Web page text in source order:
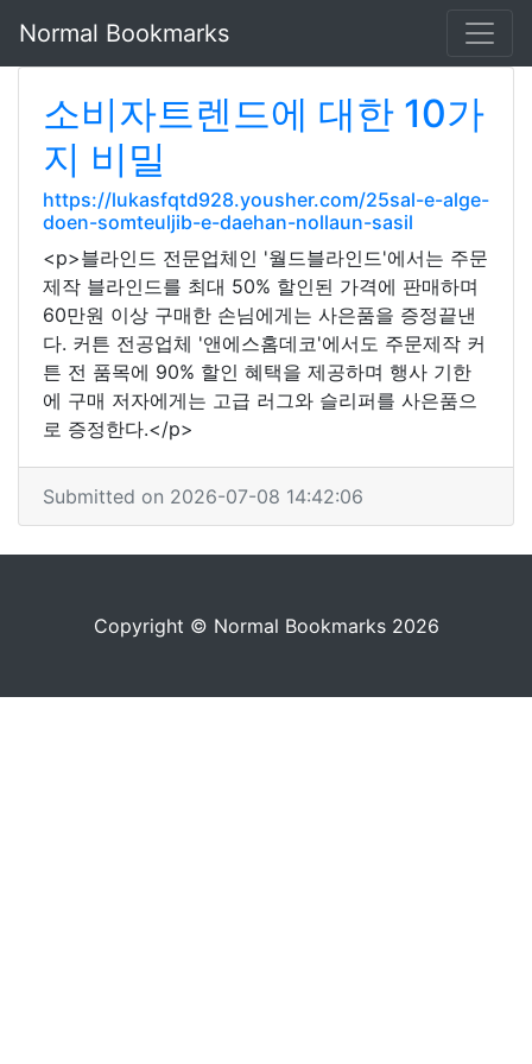
Normal Bookmarks
소비자트렌드에 대한 10가
지 비밀
https://lukasfqtd928.yousher.com/25sal-e-alge-
doen-somteuljib-e-daehan-nollaun-sasil
<p>블라인드 전문업체인 '월드블라인드'에서는 주문
제작 블라인드를 최대 50% 할인된 가격에 판매하며
60만원 이상 구매한 손님에게는 사은품을 증정끝낸
다. 커튼 전공업체 '앤에스홈데코'에서도 주문제작 커
튼 전 품목에 90% 할인 혜택을 제공하며 행사 기한
에 구매 저자에게는 고급 러그와 슬리퍼를 사은품으
로 증정한다.</p>
Submitted on 2026-07-08 14:42:06
Copyright © Normal Bookmarks 2026